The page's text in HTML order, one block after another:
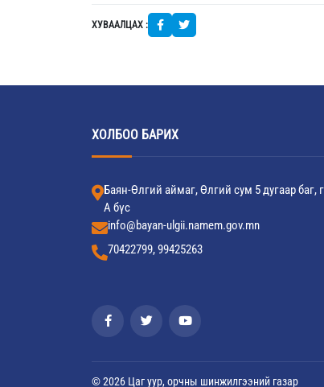
ХУВААЛЦАХ :
ХОЛБОО БАРИХ
Баян-Өлгий аймаг, Өлгий сум 5 дугаар баг,
А бүс
info@bayan-ulgii.namem.gov.mn
70422799, 99425263
© 2026 Цаг уур, орчны шинжилгээний газар